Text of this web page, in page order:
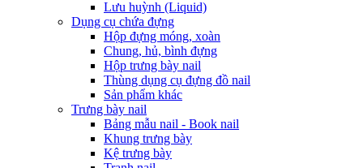
Lưu huỳnh (Liquid)
Dụng cụ chứa đựng
Hộp đựng móng, xoàn
Chung, hủ, bình đựng
Hộp trưng bày nail
Thùng dụng cụ đựng đồ nail
Sản phẩm khác
Trưng bày nail
Bảng mẫu nail - Book nail
Khung trưng bày
Kệ trưng bày